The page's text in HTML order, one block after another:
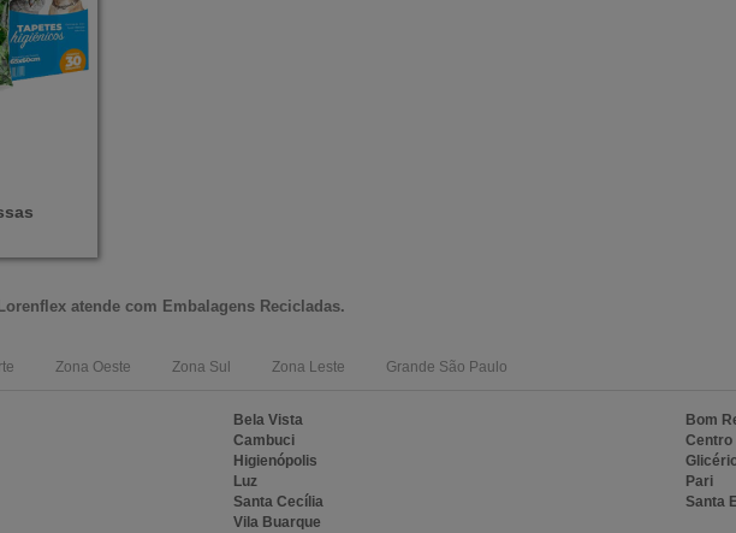
Lorenflex atende com Embalagens Recicladas.
Zona Oeste Zona Sul Zona Leste Grande São Paulo
Bela Vista
Bom
Cambuci
Centro
Higienópolis
Luz
Pari
Santa Cecília
Santa
Vila Buarque